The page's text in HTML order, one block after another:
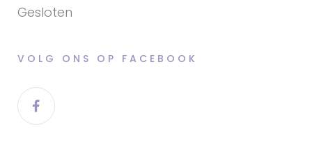
Gesloten
VOLG ONS OP FACEBOOK